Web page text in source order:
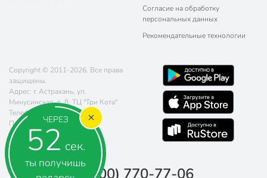
ЧЕРЕЗ
51 сек.
ты получишь
Согласие на обработку
персональных данных
Рекомендательные технологии
Copyright © 2011-2026. Все права
защищены.
Адрес: г. Астрахань, ул.
Минусинская, д. 8, ТЦ "Три Кота"
Телефон:
8 (800) 770-77-06
Почта:
sales@poryadok.ru
8 (800) 770-77-06